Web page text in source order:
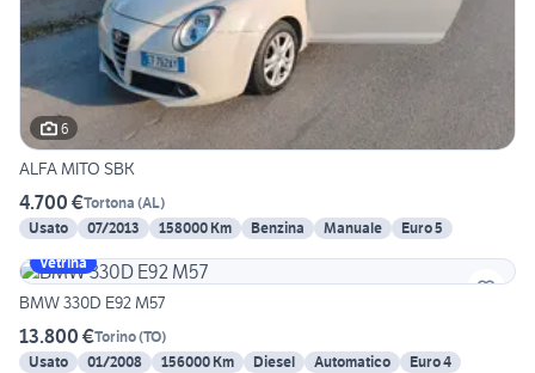
6
ALFA MITO SBK
4.700 €Tortona (AL)
Usato
07/2013 158000 Km Benzina Manuale
Euro 5
Vetrina
BMW 330D E92 M57
13.800 €Torino(TO)
Usato
01/2008 156000 Km Diesel Automatico Euro 4